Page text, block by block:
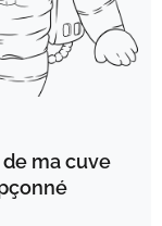
ma cuve